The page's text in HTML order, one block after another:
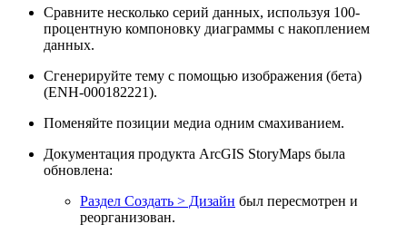
Сравните несколько серий данных, используя 100-
процентную компоновку диаграммы с накоплением
данных.
Сгенерируйте тему с помощью изображения (бета)
(ENH-000182221).
Поменяйте позиции медиа одним смахиванием.
Документация продукта ArcGIS StoryMaps была
обновлена:
Раздел Создать > Дизайн был пересмотрен и
реорганизован.